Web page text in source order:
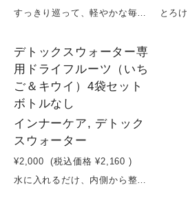
すっきり巡って、軽やかな毎日へ。シトラス＆洋なしのデトックスウォーター習慣爽やかなシトラスの酸味と、洋なしのやさしい甘みを組み合わせた、デトックスウォーター用ドライフルーツセット。砂糖・保存料を使わず、果実そのものの美味しさと栄養をそのまま閉じ込めました。水に入れるだけで、フルーツの香りと成分がゆっくり広がり、日々の水分補給が“整える習慣”に。シトラスのすっきり感と洋なしのまろやかさで、飲みやすく飽きずに続けられます。体の内側から軽やかさをサポートする、シンプルなインナーケアを。原材料：シトラス（長野県産） 洋なし（長野県産）容量：16g×4袋賞味期限：製造日から６ヶ月
デトックスウォーター専
用ドライフルーツ（いち
ご＆キウイ）4袋セット
ボトルなし
インナーケア, デトック
スウォーター
¥2,000 (税込価格 ¥2,160 )
水に入れるだけ、内側から整う。いちご＆キウイで始める、デトックスウォーター習慣いちごとキウイを中心に、相性の良いフルーツを組み合わせたデトックスウォーター用ドライフルーツ3種セット。砂糖・保存料を使わず、果実そのものの甘みと栄養をぎゅっと凝縮しました。水に入れるだけで、ビタミンやミネラルがゆっくり溶け出し、毎日の水分補給が“美容時間”に変わります。いちごのやさしい甘みとキウイの爽やかな酸味が、すっきりと飲みやすい味わいに。忙しい日々でも無理なく続けられる、シンプルなインナーケア習慣を。原材料：いちご（長野県産） キウイ（長野県産）容量：16g×4袋賞味期限：製造日から６ヶ月